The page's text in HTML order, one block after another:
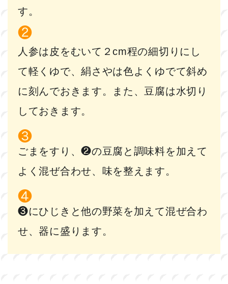
す。
人参は皮をむいて２cm程の細切りにし
て軽くゆで、絹さやは色よくゆでて斜め
に刻んでおきます。また、豆腐は水切り
しておきます。
ごまをすり、❷の豆腐と調味料を加えて
よく混ぜ合わせ、味を整えます。
❸にひじきと他の野菜を加えて混ぜ合わ
せ、器に盛ります。